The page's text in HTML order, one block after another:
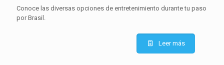
Conoce las diversas opciones de entretenimiento durante tu paso
por Brasil.
Leer más